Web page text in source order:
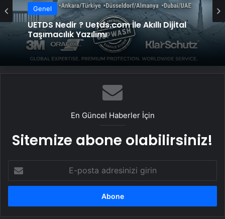
Genel
UETDS Nedir ? Uetds.com İle Akıllı Dijital
Taşımacılık Yazılımı
En Güncel Haberler İçin
Sitemize abone olabilirsiniz!
posta
adresinizi